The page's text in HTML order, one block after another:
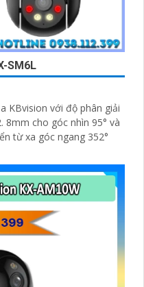
SM6L
KBvision với độ phân giải
8mm cho góc nhìn 95° và
từ xa góc ngang 352°